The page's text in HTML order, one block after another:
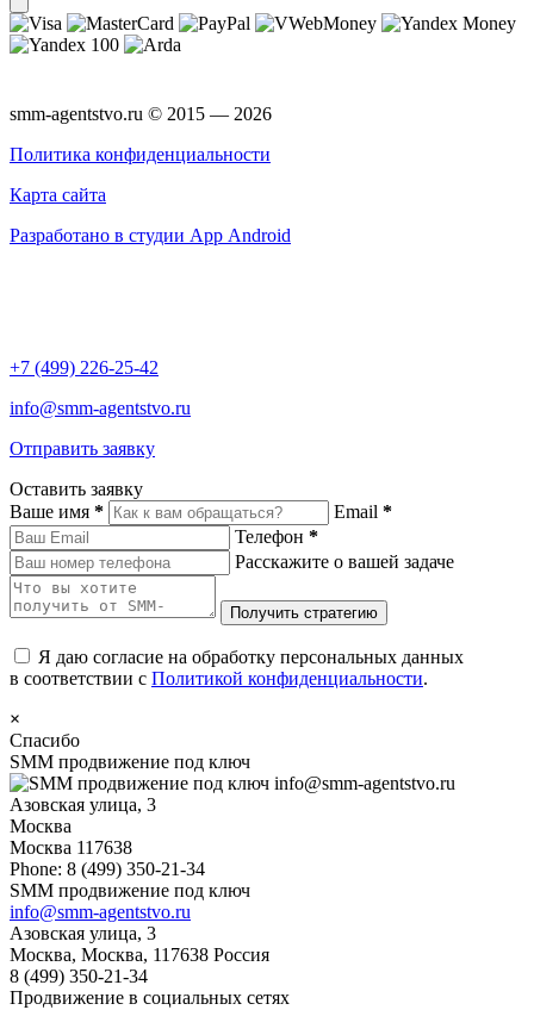
smm-agentstvo.ru © 2015 — 2026
Политика конфиденциальности
Карта сайта
Разработано в студии App Android
+7 (499) 226-25-42
info@smm-agentstvo.ru
Отправить заявку
Оставить заявку
Ваше имя * Email *
Телефон *
Расскажите о вашей задаче
Я даю согласие на обработку персональных данных
в соответствии с Политикой конфиденциальности.
×
Спасибо
SMM продвижение под ключ
info@smm-agentstvo.ru
Азовская улица, 3
Москва
Москва 117638
Phone: 8 (499) 350-21-34
SMM продвижение под ключ
info@smm-agentstvo.ru
Азовская улица, 3
Москва, Москва, 117638 Россия
8 (499) 350-21-34
Продвижение в социальных сетях